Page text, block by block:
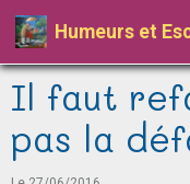
Humeurs et
Il faut
pas la